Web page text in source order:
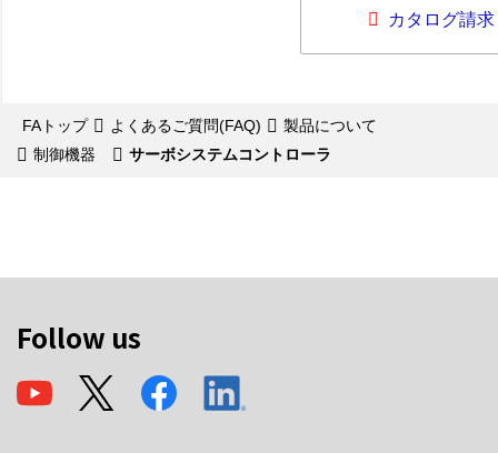
カタログ請求
FAトップ よくあるご質問(FAQ)
製品について
制御機器
サーボシステムコントローラ
Follow us